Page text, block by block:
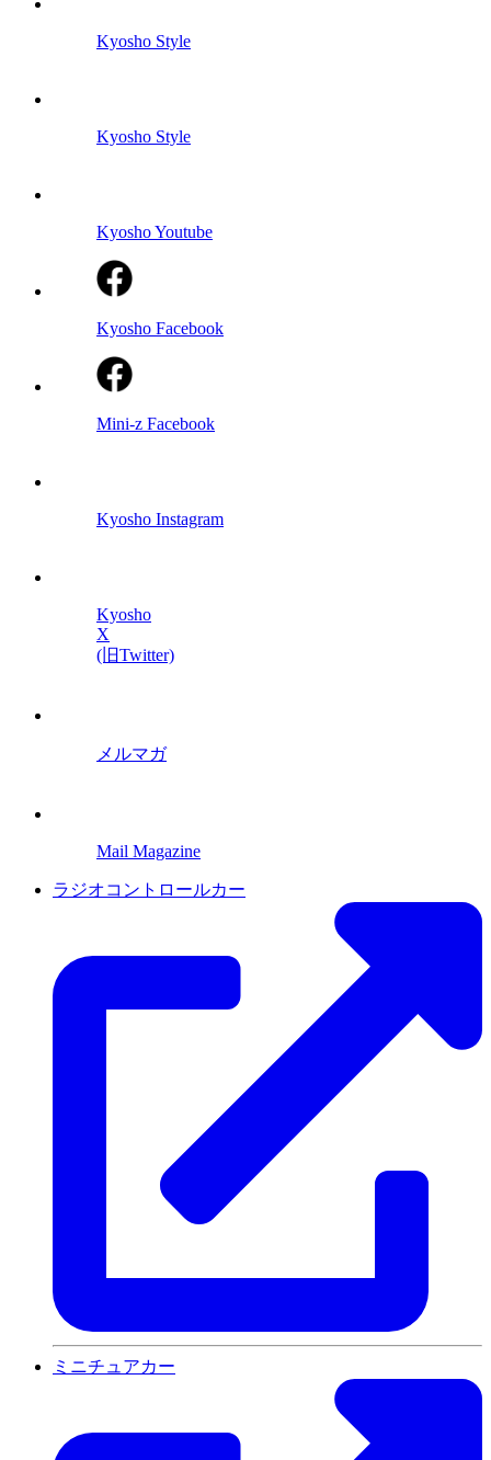
Kyosho Style
Kyosho Style
Kyosho Youtube
Kyosho Facebook
Mini-z Facebook
Kyosho Instagram
Kyosho
X
(旧Twitter)
メルマガ
Mail Magazine
ラジオコントロールカー
ミニチュアカー